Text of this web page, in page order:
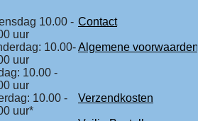
10.00 -
uur
Contact
10.00-
uur
Algemene voorwaarden
10.00 -
uur
10.00 -
uur*
Verzendkosten